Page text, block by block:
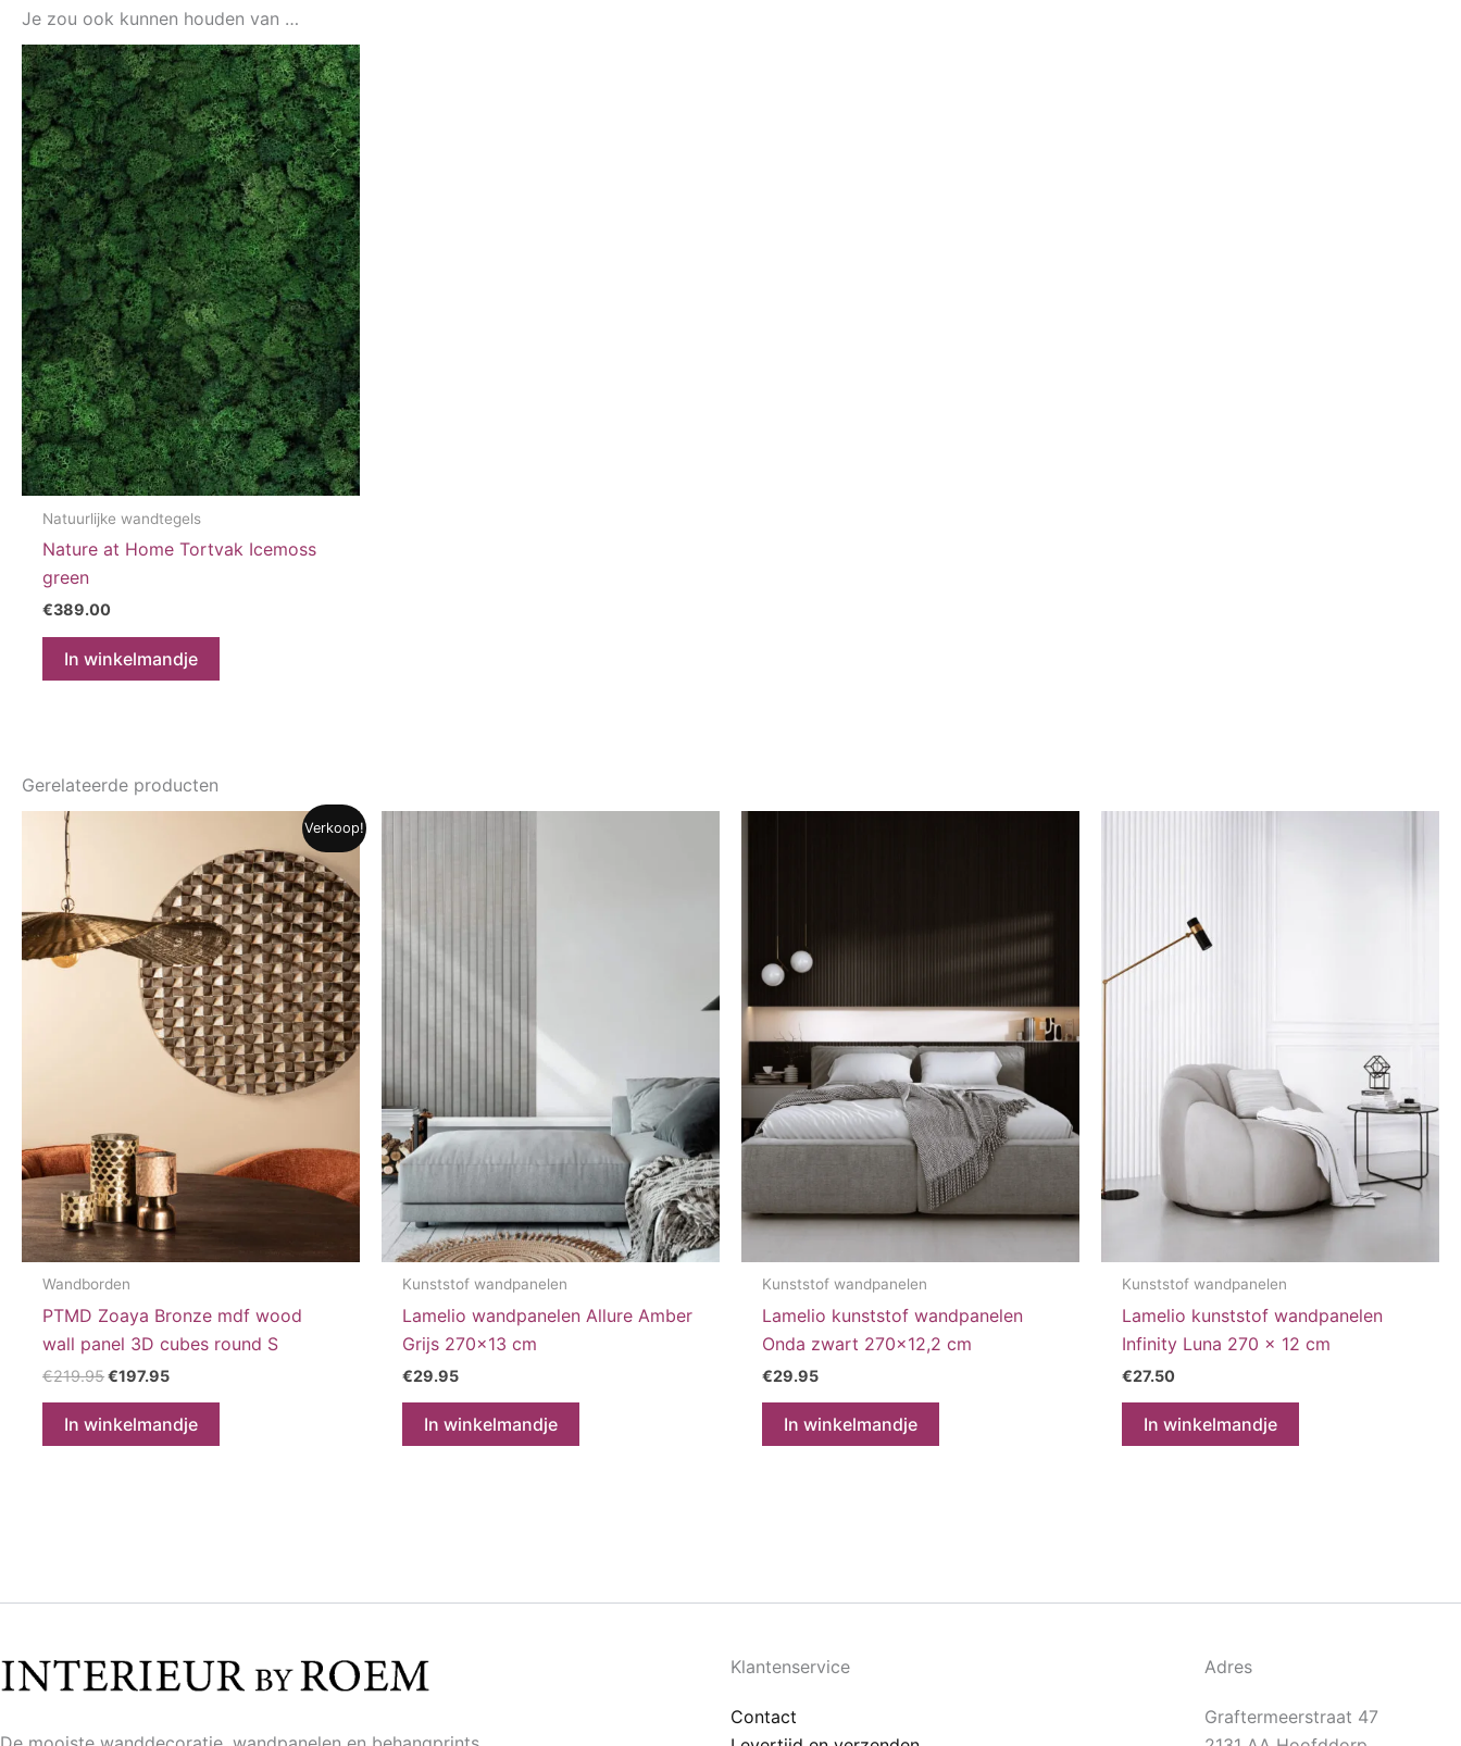
Je zou ook kunnen houden van …
Natuurlijke wandtegels
Nature at Home Tortvak Icemoss
green
€389.00
In winkelmandje
Gerelateerde producten
Verkoop!
Wandborden
PTMD Zoaya Bronze mdf wood
wall panel 3D cubes round S
€219.95Oorspronkelijke
was:
€219.95.
€197.95Huidige
is:
€197.95.
In winkelmandje
Kunststof wandpanelen
Lamelio wandpanelen Allure Amber
Grijs 270×13 cm
€29.95
In winkelmandje
Kunststof wandpanelen
Lamelio kunststof wandpanelen
Onda zwart 270×12,2 cm
€29.95
In winkelmandje
Kunststof wandpanelen
Lamelio kunststof wandpanelen
Infinity Luna 270 x 12 cm
€27.50
In winkelmandje
Klantenservice
Contact
Adres
Graftermeerstraat 47